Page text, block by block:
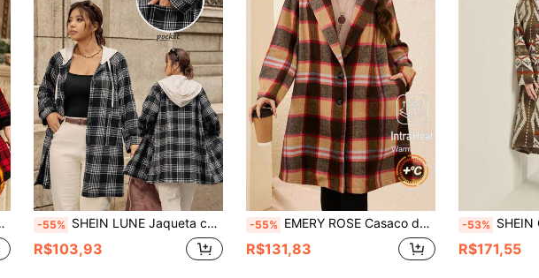
-55% SHEIN LUNE Jaqueta com Capuz Xadrez Retalhos Plus Size, Adequada para Uso Diário e Reuniões
R$103,93
-55% EMERY ROSE Casaco de Inverno Feminino Plus Size Casual Retrô Xadrez com Colarinho Entalhe e Abotoamento Único em Lã
R$131,83
-53% SHEIN Clasi Casaco
R$171,55